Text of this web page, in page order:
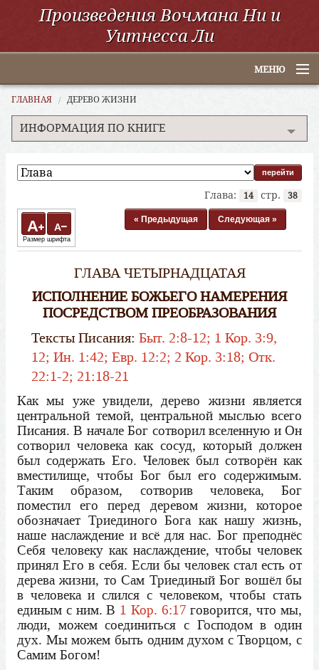
Произведения Вочмана Ни и
Уитнесса Ли
МЕНЮ
Главная
По алфавиту
Электронные книги
ССУО
ГЛАВНАЯ ДЕРЕВО ЖИЗНИ
ИНФОРМАЦИЯ ПО КНИГЕ
Глава: 14 стр. 38
A A
Размер шрифта
« Предыдущая Следующая »
ГЛАВА ЧЕТЫРНАДЦАТАЯ
ИСПОЛНЕНИЕ БОЖЬЕГО НАМЕРЕНИЯ
ПОСРЕДСТВОМ ПРЕОБРАЗОВАНИЯ
Тексты Писания: Быт. 2:8-12; 1 Кор. 3:9,
12; Ин. 1:42; Евр. 12:2; 2 Кор. 3:18; Отк.
22:1-2; 21:18-21
Как мы уже увидели, дерево жизни является
центральной темой, центральной мыслью всего
Писания. В начале Бог сотворил вселенную и Он
сотворил человека как сосуд, который должен
был содержать Его. Человек был сотворён как
вместилище, чтобы Бог был его содержимым.
Таким образом, сотворив человека, Бог
поместил его перед деревом жизни, которое
обозначает Триединого Бога как нашу жизнь,
наше наслаждение и всё для нас. Бог преподнёс
Себя человеку как наслаждение, чтобы человек
принял Его в себя. Если бы человек стал есть от
дерева жизни, то Сам Триединый Бог вошёл бы
в человека и слился с человеком, чтобы стать
единым с ним. В 1 Кор. 6:17 говорится, что мы,
люди, можем соединиться с Господом в один
дух. Мы можем быть одним духом с Творцом, с
Самим Богом!